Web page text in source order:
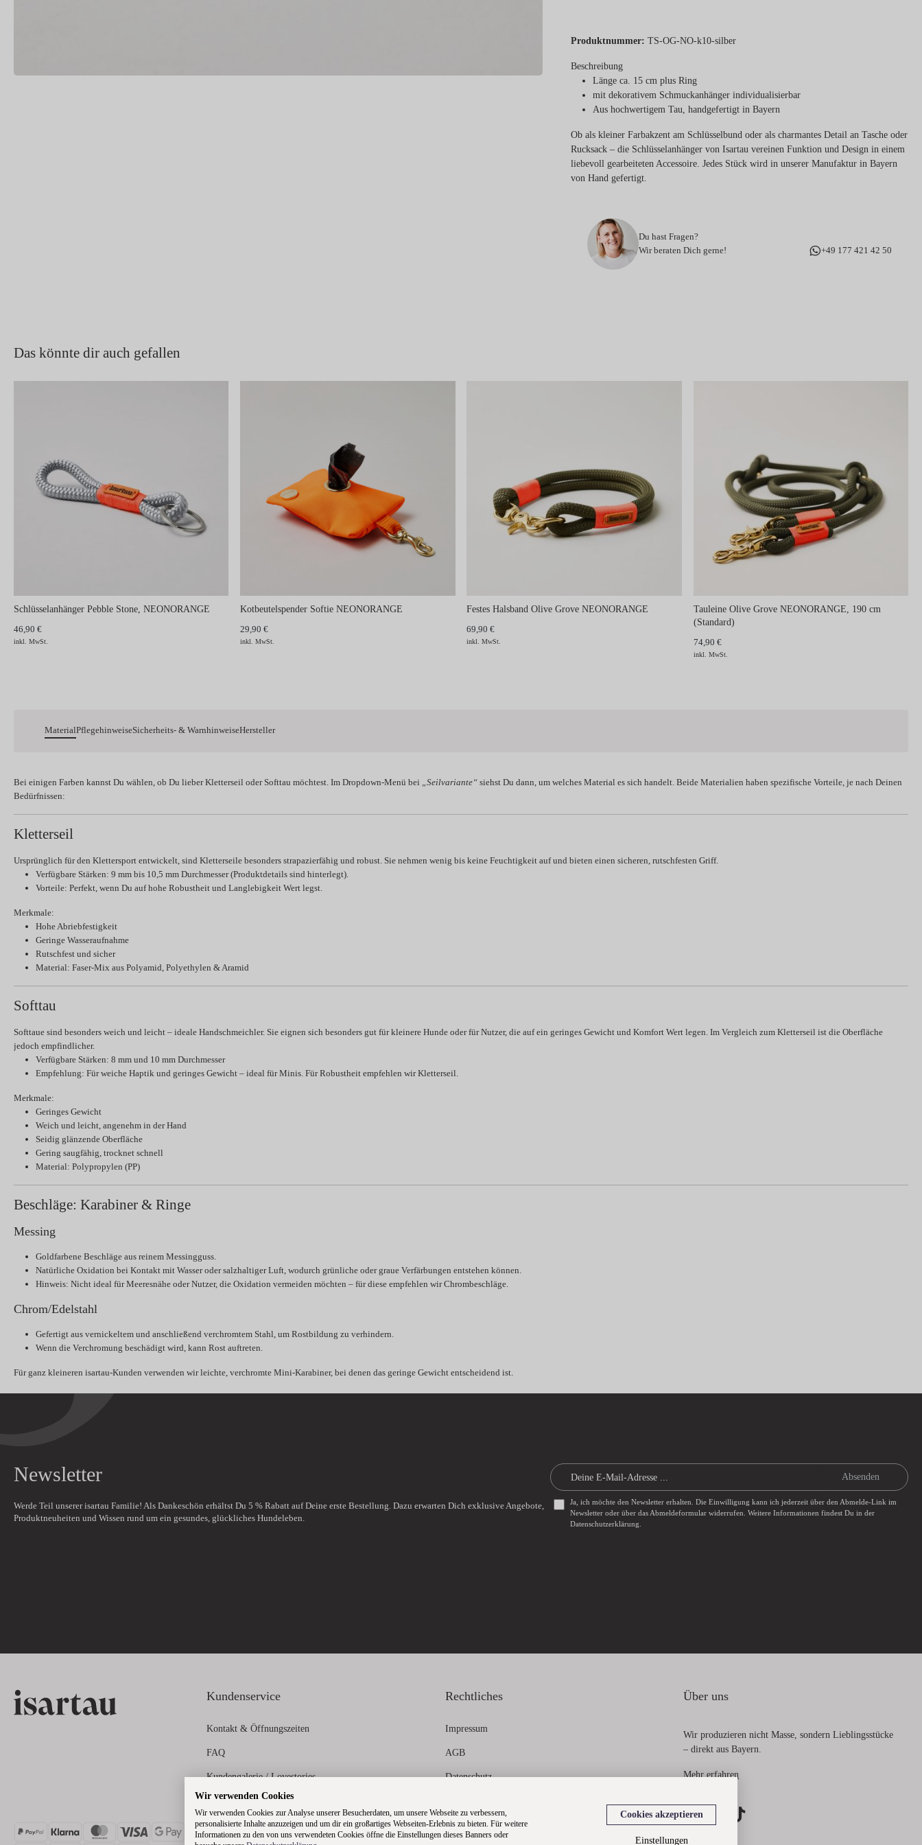
Produktnummer: TS-OG-NO-k10-silber
Beschreibung
Länge ca. 15 cm plus Ring
mit dekorativem Schmuckanhänger individualisierbar
Aus hochwertigem Tau, handgefertigt in Bayern
Ob als kleiner Farbakzent am Schlüsselbund oder als charmantes Detail an Tasche oder
Rucksack – die Schlüsselanhänger von Isartau vereinen Funktion und Design in einem
liebevoll gearbeiteten Accessoire. Jedes Stück wird in unserer Manufaktur in Bayern
von Hand gefertigt.
Du hast Fragen?
Wir beraten Dich gerne!
+49 177 421 42 50
Das könnte dir auch gefallen
Schlüsselanhänger Pebble Stone, NEONORANGE
46,90 €
inkl. MwSt.
Kotbeutelspender Softie NEONORANGE
29,90 €
inkl. MwSt.
Festes Halsband Olive Grove NEONORANGE
69,90 €
inkl. MwSt.
Tauleine Olive Grove NEONORANGE, 190 cm
(Standard)
74,90 €
inkl. MwSt.
MaterialPflegehinweiseSicherheits- & WarnhinweiseHersteller
Bei einigen Farben kannst Du wählen, ob Du lieberKletterseil oder Softtau möchtest. Im Dropdown-Menü bei „Seilvariante“ siehst Du dann, um welches Material es sich handelt. Beide Materialien haben spezifische Vorteile, je nach Deinen
Bedürfnissen:
Kletterseil
Ursprünglich für den Klettersport entwickelt, sind Kletterseile besonders strapazierfähig und robust. Sie nehmen wenig bis keine Feuchtigkeit auf und bieten einen sicheren, rutschfesten Griff.
Verfügbare Stärken: 9 mm bis 10,5 mm Durchmesser (Produktdetails sind hinterlegt).
Vorteile: Perfekt, wenn Du auf hohe Robustheit und Langlebigkeit Wert legst.
Merkmale:
Hohe Abriebfestigkeit
Geringe Wasseraufnahme
Rutschfest und sicher
Material: Faser-Mix aus Polyamid, Polyethylen & Aramid
Softtau
Softtaue sind besonders weich und leicht – ideale Handschmeichler. Sie eignen sich besonders gut für kleinere Hunde oder für Nutzer, die auf ein geringes Gewicht und Komfort Wert legen. Im Vergleich zum Kletterseil ist die Oberfläche
jedoch empfindlicher.
Verfügbare Stärken: 8 mm und 10 mm Durchmesser
Empfehlung: Für weiche Haptik und geringes Gewicht – ideal für Minis. Für Robustheit empfehlen wir Kletterseil.
Merkmale:
Geringes Gewicht
Weich und leicht, angenehm in der Hand
Seidig glänzende Oberfläche
Gering saugfähig, trocknet schnell
Material: Polypropylen (PP)
Beschläge: Karabiner & Ringe
Messing
Goldfarbene Beschläge aus reinem Messingguss.
Natürliche Oxidation bei Kontakt mit Wasser oder salzhaltiger Luft, wodurch grünliche oder graue Verfärbungen entstehen können.
Hinweis: Nicht ideal für Meeresnähe oder Nutzer, die Oxidation vermeiden möchten – für diese empfehlen wir Chrombeschläge.
Chrom/Edelstahl
Gefertigt aus vernickeltem und anschließend verchromtem Stahl, um Rostbildung zu verhindern.
Wenn die Verchromung beschädigt wird, kann Rost auftreten.
Für ganz kleineren isartau-Kunden verwenden wir leichte, verchromte Mini-Karabiner, bei denen das geringe Gewicht entscheidend ist.
Newsletter
Werde Teil unserer isartau Familie! Als Dankeschön erhältst Du 5 % Rabatt auf Deine erste Bestellung. Dazu erwarten Dich exklusive Angebote,
Produktneuheiten und Wissen rund um ein gesundes, glückliches Hundeleben.
Absenden
Ja, ich möchte den Newsletter erhalten. Die Einwilligung kann ich jederzeit über den Abmelde-Link im
Newsletter oder über das Abmeldeformular widerrufen. Weitere Informationen findest Du in der
Datenschutzerklärung
Kundenservice
Kontakt & Öffnungszeiten
FAQ
Kundengalerie / Lovestories
Zahlungs- und Versandinformationen
Rechtliches
Impressum
AGB
Datenschutz
Dateneinstellungen
Über uns
Wir produzieren nicht Masse, sondern Lieblingsstücke
– direkt aus Bayern.
Mehr erfahren
Wir verwenden Cookies
Wir verwenden Cookies zur Analyse unserer Besucherdaten, um unsere Webseite zu verbessern,
personalisierte Inhalte anzuzeigen und um dir ein großartiges Webseiten-Erlebnis zu bieten. Für weitere
Informationen zu den von uns verwendeten Cookies öffne die Einstellungen dieses Banners oder
Cookies akzeptieren
Einstellungen